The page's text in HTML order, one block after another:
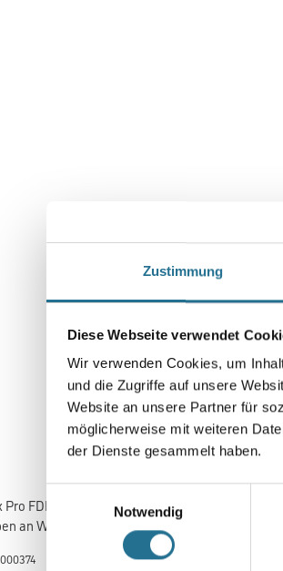
Zustimmung
Diese Webseite verwendet
Wir verwenden Cookies, um
und die Zugriffe auf unsere
Website an unsere Partner für
möglicherweise mit weiteren
der Dienste gesammelt haben.
Notwendig
FDP 500
an Wand
Orac Decofix Ultra FX 400
270 ml für Stoßstellen
3009-000875